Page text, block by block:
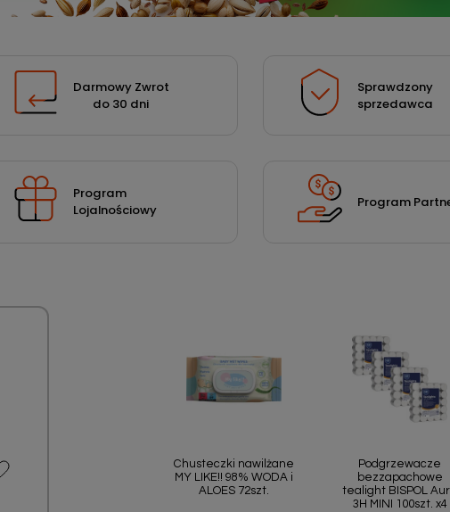
Darmowy Zwrot
do 30 dni
Sprawdzony
sprzedawca
Program
Lojalnościowy
Program
Chusteczki nawilżane
MY LIKE!! 98% WODA i
ALOES 72szt.
Podgrzewacze
bezzapachowe
tealight BISPOL
3H MINI 100szt. x4